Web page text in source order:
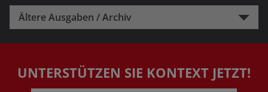
Ältere Ausgaben / Archiv
UNTERSTÜTZEN SIE KONTEXT JETZT!